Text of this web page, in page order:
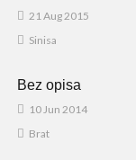
21 Aug 2015
Sinisa
Bez opisa
10 Jun 2014
Brat